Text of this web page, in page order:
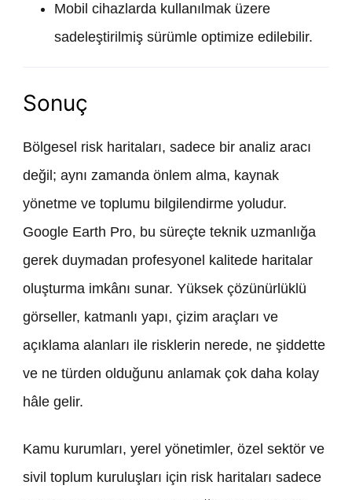
Mobil cihazlarda kullanılmak üzere
sadeleştirilmiş sürümle optimize edilebilir.
Sonuç
Bölgesel risk haritaları, sadece bir analiz aracı
değil; aynı zamanda önlem alma, kaynak
yönetme ve toplumu bilgilendirme yoludur.
Google Earth Pro, bu süreçte teknik uzmanlığa
gerek duymadan profesyonel kalitede haritalar
oluşturma imkânı sunar. Yüksek çözünürlüklü
görseller, katmanlı yapı, çizim araçları ve
açıklama alanları ile risklerin nerede, ne şiddette
ve ne türden olduğunu anlamak çok daha kolay
hâle gelir.
Kamu kurumları, yerel yönetimler, özel sektör ve
sivil toplum kuruluşları için risk haritaları sadece